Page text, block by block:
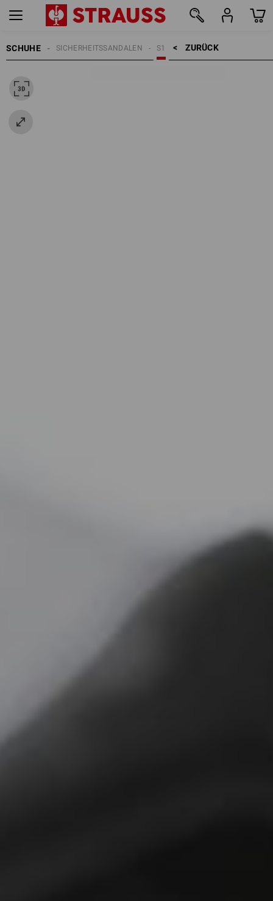
SCHUHE ZURÜCK    >
S1
SICHERHEITSSANDALEN